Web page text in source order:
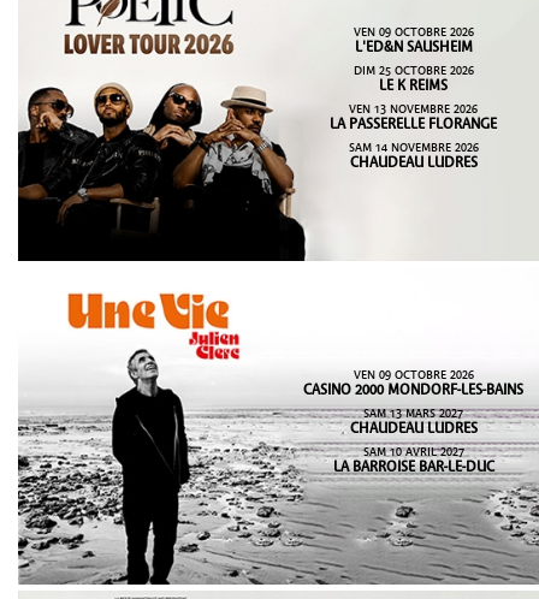
VEN 09 OCTOBRE 2026
L'ED&N SAUSHEIM
DIM 25 OCTOBRE 2026
LE K REIMS
VEN 13 NOVEMBRE 2026
LA PASSERELLE FLORANGE
SAM 14 NOVEMBRE 2026
CHAUDEAU LUDRES
VEN 09 OCTOBRE 2026
CASINO 2000 MONDORF-LES-BAINS
SAM 13 MARS 2027
CHAUDEAU LUDRES
SAM 10 AVRIL 2027
LA BARROISE BAR-LE-DUC